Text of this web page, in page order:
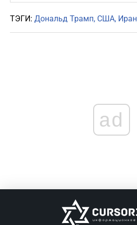
ТЭГИ: Дональд Трамп США Иран
ad